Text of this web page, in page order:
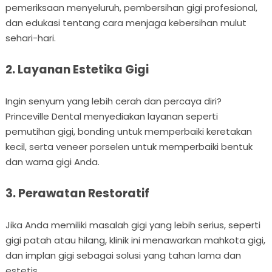
pemeriksaan menyeluruh, pembersihan gigi profesional,
dan edukasi tentang cara menjaga kebersihan mulut
sehari-hari.
2. Layanan Estetika Gigi
Ingin senyum yang lebih cerah dan percaya diri?
Princeville Dental menyediakan layanan seperti
pemutihan gigi, bonding untuk memperbaiki keretakan
kecil, serta veneer porselen untuk memperbaiki bentuk
dan warna gigi Anda.
3. Perawatan Restoratif
Jika Anda memiliki masalah gigi yang lebih serius, seperti
gigi patah atau hilang, klinik ini menawarkan mahkota gigi,
dan implan gigi sebagai solusi yang tahan lama dan